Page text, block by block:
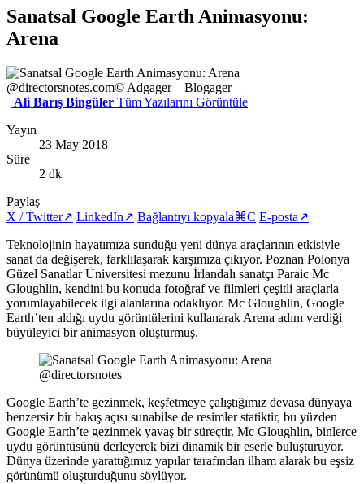
Sanatsal Google Earth Animasyonu:
Arena
@directorsnotes.com© Adgager – Blogager
Ali Barış Bingüler Tüm Yazılarını Görüntüle
Yayın
23 May 2018
Süre
2 dk
Paylaş
X / Twitter↗ LinkedIn↗ Bağlantıyı kopyala⌘C E-posta↗
Teknolojinin hayatımıza sunduğu yeni dünya araçlarının etkisiyle
sanat da değişerek, farklılaşarak karşımıza çıkıyor. Poznan Polonya
Güzel Sanatlar Üniversitesi mezunu İrlandalı sanatçı Paraic Mc
Gloughlin, kendini bu konuda fotoğraf ve filmleri çeşitli araçlarla
yorumlayabilecek ilgi alanlarına odaklıyor. Mc Gloughlin, Google
Earth’ten aldığı uydu görüntülerini kullanarak Arena adını verdiği
büyüleyici bir animasyon oluşturmuş.
@directorsnotes
Google Earth’te gezinmek, keşfetmeye çalıştığımız devasa dünyaya
benzersiz bir bakış açısı sunabilse de resimler statiktir, bu yüzden
Google Earth’te gezinmek yavaş bir süreçtir. Mc Gloughlin, binlerce
uydu görüntüsünü derleyerek bizi dinamik bir eserle buluşturuyor.
Dünya üzerinde yarattığımız yapılar tarafından ilham alarak bu eşsiz
görünümü oluşturduğunu söylüyor.